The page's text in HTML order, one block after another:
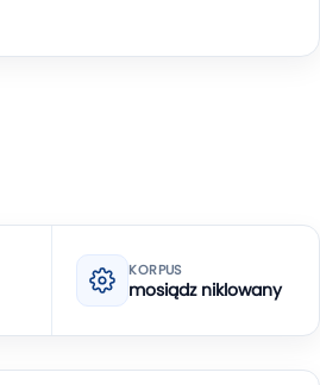
KORPUS
mosiądz niklowany